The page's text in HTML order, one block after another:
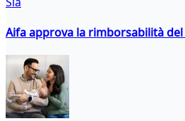
Aifa approva la rimborsabilità